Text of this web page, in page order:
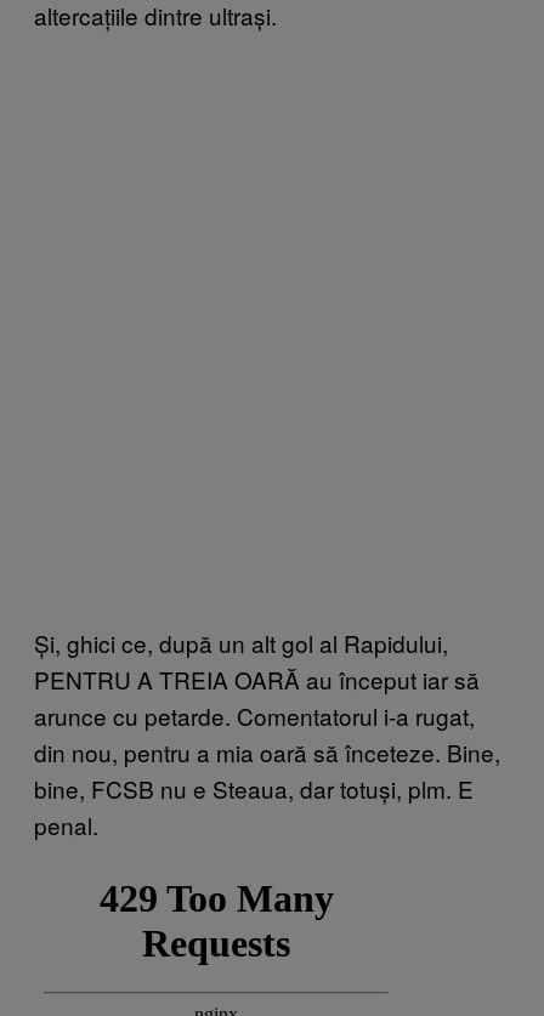
altercațiile dintre ultrași.
Și, ghici ce, după un alt gol al Rapidului,
PENTRU A TREIA OARĂ au început iar să
arunce cu petarde. Comentatorul i-a rugat,
din nou, pentru a mia oară să înceteze. Bine,
bine, FCSB nu e Steaua, dar totuși, plm. E
penal.